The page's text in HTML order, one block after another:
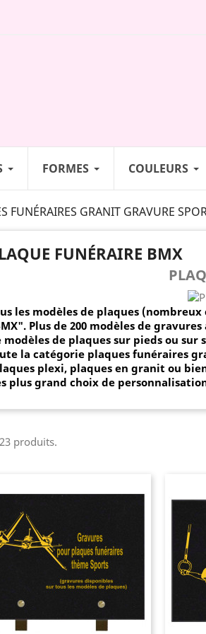
FORMES COULEURS
FUNÉRAIRES GRANIT GRAVURE
FUNÉRAIRE BMX
les modèles de plaques
Plus de 200 modèles de
modèles de plaques sur pieds ou sur
la catégorie plaques funéraires
plexi, plaques en granit ou
plus grand choix de
produits.